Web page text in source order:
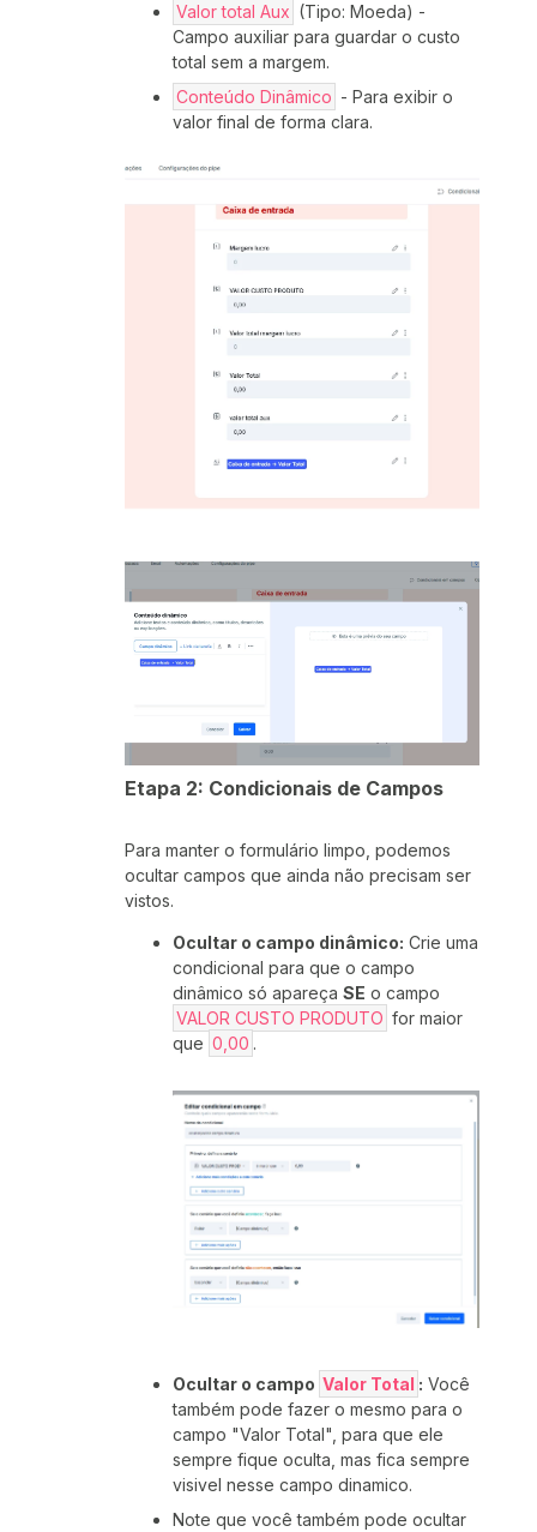
Valor total Aux (Tipo: Moeda) -
Campo auxiliar para guardar o custo
total sem a margem.
Conteúdo Dinâmico - Para exibir o
valor final de forma clara.
Etapa 2: Condicionais de Campos
Para manter o formulário limpo, podemos
ocultar campos que ainda não precisam ser
vistos.
Ocultar o campo dinâmico: Crie uma
condicional para que o campo
dinâmico só apareça SE o campo
VALOR CUSTO PRODUTO for maior
que 0,00 .
Ocultar o campo Valor Total : Você
também pode fazer o mesmo para o
campo "Valor Total", para que ele
sempre fique oculta, mas fica sempre
visivel nesse campo dinamico.
Note que você também pode ocultar